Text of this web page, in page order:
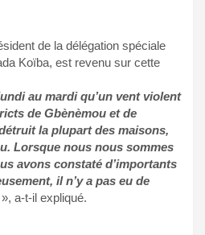
de la délégation spéciale
Koïba, est revenu sur cette
au mardi qu’un vent violent
de Gbènèmou et de
la plupart des maisons,
Lorsque nous nous sommes
avons constaté d’importants
il n’y a pas eu de
», a-t-il expliqué.